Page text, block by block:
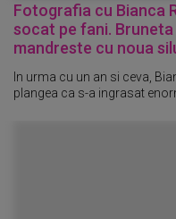
Fotografia cu Bianca
socat pe fani.
mandreste cu noua
In urma cu un an si ceva,
plangea ca s-a ingrasat